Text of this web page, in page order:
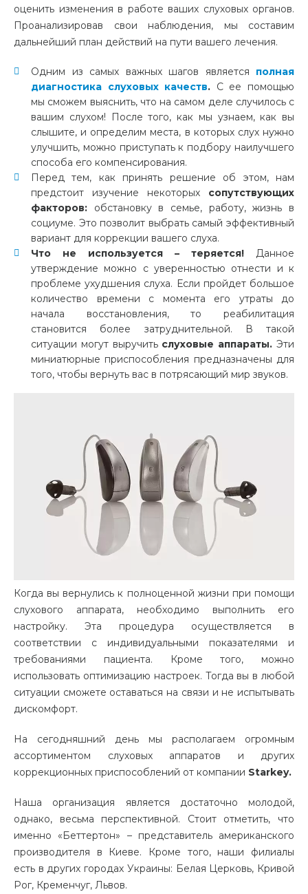
оценить изменения в работе ваших слуховых органов.
Проанализировав свои наблюдения, мы составим
дальнейший план действий на пути вашего лечения.
Одним из самых важных шагов является полная
диагностика слуховых качеств. С ее помощью
мы сможем выяснить, что на самом деле случилось с
вашим слухом! После того, как мы узнаем, как вы
слышите, и определим места, в которых слух нужно
улучшить, можно приступать к подбору наилучшего
способа его компенсирования.
Перед тем, как принять решение об этом, нам
предстоит изучение некоторых сопутствующих
факторов: обстановку в семье, работу, жизнь в
социуме. Это позволит выбрать самый эффективный
вариант для коррекции вашего слуха.
Что не используется – теряется! Данное
утверждение можно с уверенностью отнести и к
проблеме ухудшения слуха. Если пройдет большое
количество времени с момента его утраты до
начала восстановления, то реабилитация
становится более затруднительной. В такой
ситуации могут выручить слуховые аппараты.Эти
миниатюрные приспособления предназначены для
того, чтобы вернуть вас в потрясающий мир звуков.
Когда вы вернулись к полноценной жизни при помощи
слухового аппарата, необходимо выполнить его
настройку. Эта процедура осуществляется в
соответствии с индивидуальными показателями и
требованиями пациента. Кроме того, можно
использовать оптимизацию настроек. Тогда вы в любой
ситуации сможете оставаться на связи и не испытывать
дискомфорт.
На сегодняшний день мы располагаем огромным
ассортиментом слуховых аппаратов и других
коррекционных приспособлений от компании Starkey.
Наша организация является достаточно молодой,
однако, весьма перспективной. Стоит отметить, что
именно «Беттертон» – представитель американского
производителя в Киеве. Кроме того, наши филиалы
есть в других городах Украины: Белая Церковь, Кривой
Рог, Кременчуг, Львов.